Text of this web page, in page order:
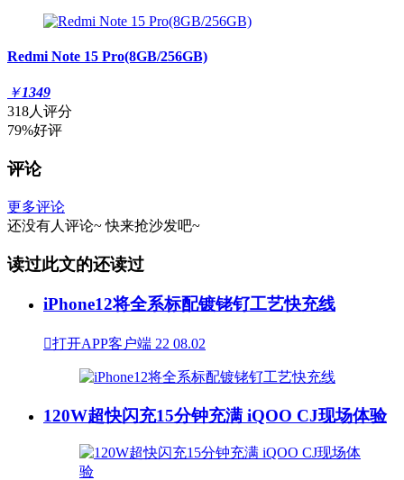
Redmi Note 15 Pro(8GB/256GB)
￥1349
318人评分
79%好评
评论
更多评论
还没有人评论~ 快来抢沙发吧~
读过此文的还读过
iPhone12将全系标配镀铑钌工艺快充线
打开APP客户端 22 08.02
120W超快闪充15分钟充满 iQOO CJ现场体验